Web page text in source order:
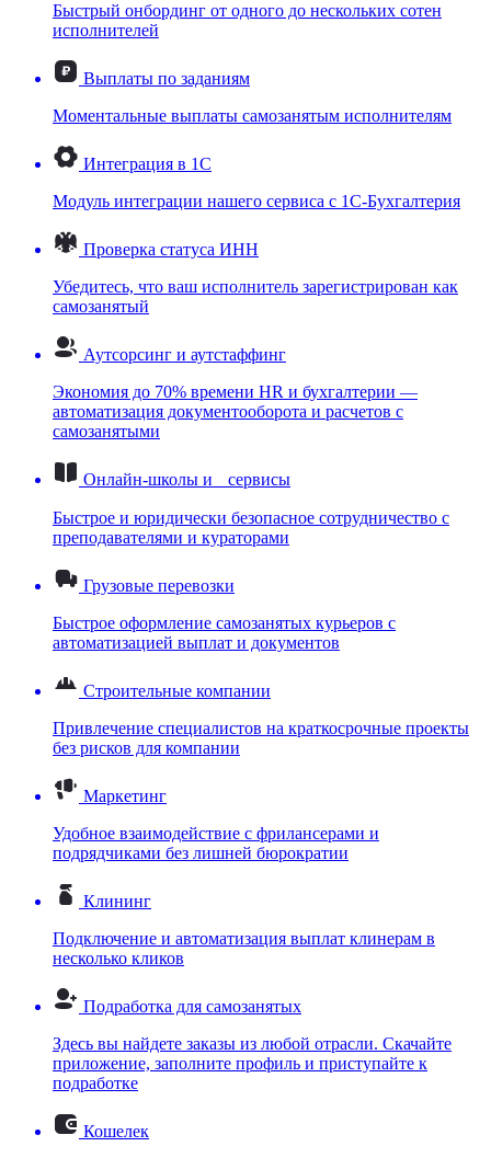
Быстрый онбординг от одного до нескольких сотен
исполнителей
Выплаты по заданиям
Моментальные выплаты самозанятым исполнителям
Интеграция в 1С
Модуль интеграции нашего сервиса с 1С-Бухгалтерия
Проверка статуса ИНН
Убедитесь, что ваш исполнитель зарегистрирован как
самозанятый
Аутсорсинг и аутстаффинг
Экономия до 70% времени HR и бухгалтерии —
автоматизация документооборота и расчетов с
самозанятыми
Онлайн-школы и сервисы
Быстрое и юридически безопасное сотрудничество с
преподавателями и кураторами
Грузовые перевозки
Быстрое оформление самозанятых курьеров с
автоматизацией выплат и документов
Строительные компании
Привлечение специалистов на краткосрочные проекты
без рисков для компании
Маркетинг
Удобное взаимодействие с фрилансерами и
подрядчиками без лишней бюрократии
Клининг
Подключение и автоматизация выплат клинерам в
несколько кликов
Подработка для самозанятых
Здесь вы найдете заказы из любой отрасли. Скачайте
приложение, заполните профиль и приступайте к
подработке
Кошелек